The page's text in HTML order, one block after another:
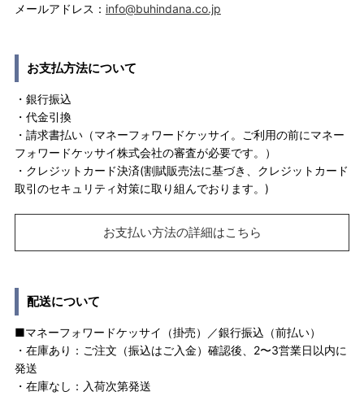
メールアドレス： info@buhindana.co.jp
お支払方法について
・銀行振込
・代金引換
・請求書払い（マネーフォワードケッサイ。ご利用の前にマネー
フォワードケッサイ株式会社の審査が必要です。）
・クレジットカード決済(割賦販売法に基づき、クレジットカード
取引のセキュリティ対策に取り組んでおります。)
お支払い方法の詳細はこちら
配送について
■マネーフォワードケッサイ（掛売）／銀行振込（前払い）
・在庫あり：ご注文（振込はご入金）確認後、2〜3営業日以内に
発送
・在庫なし：入荷次第発送